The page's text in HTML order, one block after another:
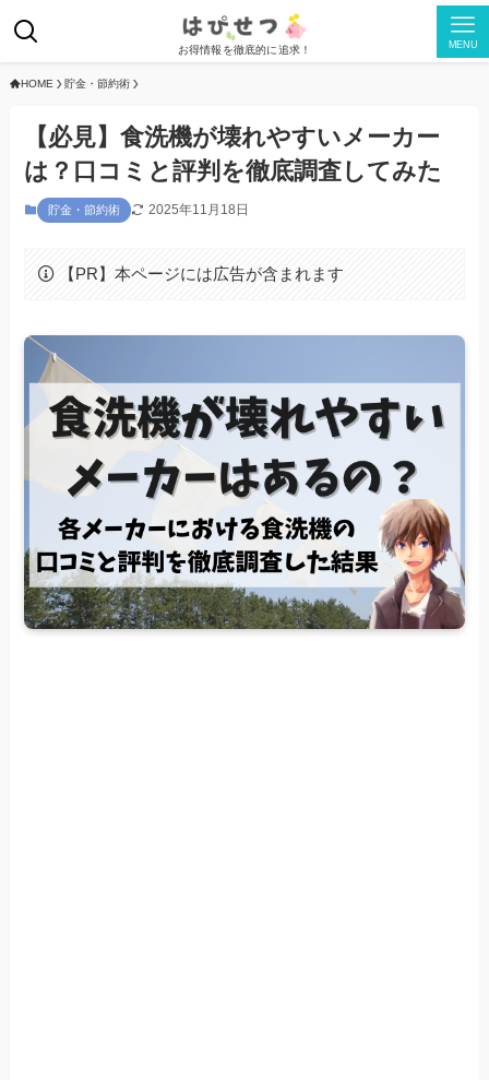
お得情報を徹底的に追求！ MENU
HOME 貯金・節約術
【必見】食洗機が壊れやすいメーカー
は？口コミと評判を徹底調査してみた
貯金・節約術 2025年11月18日
【PR】本ページには広告が含まれます